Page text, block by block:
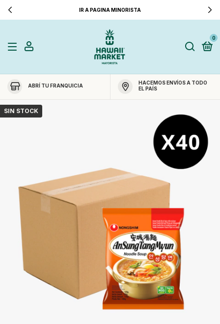
IR A PAGINA MINORISTA
0
ABRÍ TU FRANQUICIA
HACEMOS ENVÍOS A TODO
EL PAÍS
SIN STOCK